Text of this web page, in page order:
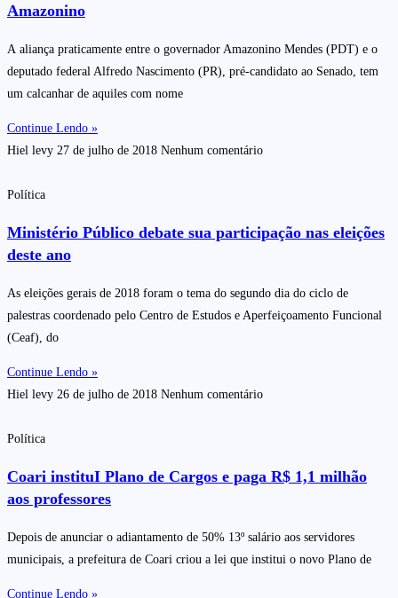
Amazonino
A aliança praticamente entre o governador Amazonino Mendes (PDT) e o
deputado federal Alfredo Nascimento (PR), pré-candidato ao Senado, tem
um calcanhar de aquiles com nome
Continue Lendo »
Hiel levy 27 de julho de 2018 Nenhum comentário
Política
Ministério Público debate sua participação nas eleições
deste ano
As eleições gerais de 2018 foram o tema do segundo dia do ciclo de
palestras coordenado pelo Centro de Estudos e Aperfeiçoamento Funcional
(Ceaf), do
Continue Lendo »
Hiel levy 26 de julho de 2018 Nenhum comentário
Política
Coari instituI Plano de Cargos e paga R$ 1,1 milhão
aos professores
Depois de anunciar o adiantamento de 50% 13º salário aos servidores
municipais, a prefeitura de Coari criou a lei que institui o novo Plano de
Continue Lendo »